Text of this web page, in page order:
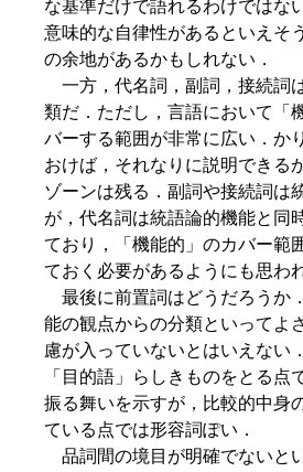
な基準だけで語れるわけではな
意味的な自律性があるといえそ
の余地があるかもしれない．
一方，代名詞，副詞，接続詞
類だ．ただし，言語において「
バーする範囲が非常に広い．か
おけば，それなりに説明できる
ゾーンは残る．副詞や接続詞は
が，代名詞は統語論的機能と同
ており，「機能的」のカバー範
ておく必要があるようにも思わ
最後に前置詞はどうだろうか
能の観点からの分類といってよ
慮が入っていないとはいえない．
「目的語」らしきものをとる点
振る舞いを示すが，比較的中身
ている点では形容詞ぽい．
品詞間の境目が明確でないと